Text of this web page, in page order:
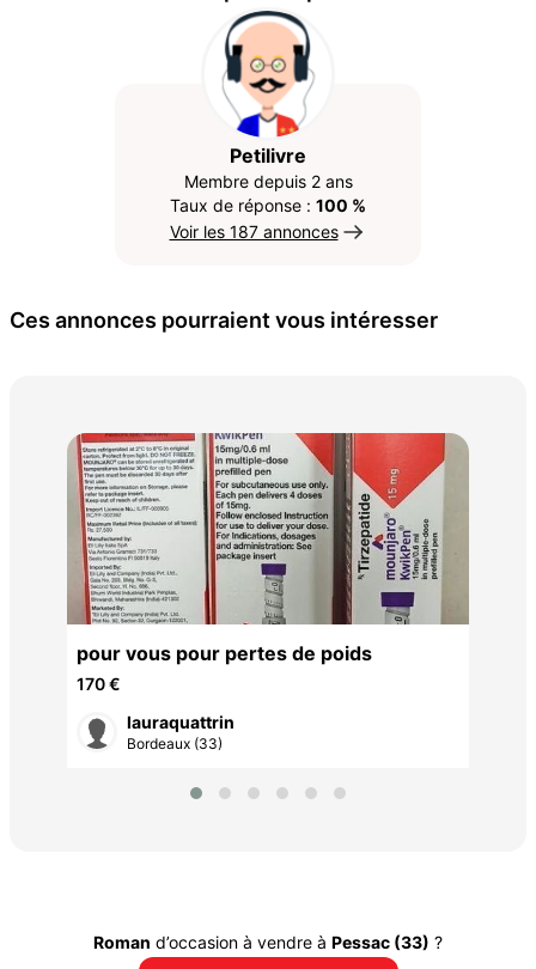
Petilivre
Membre depuis 2 ans
Taux de réponse : 100 %
Voir les 187 annonces
Ces annonces pourraient vous intéresser
pour vous pour pertes de poids
170 €
lauraquattrin
Bordeaux (33)
Roman d’occasion à vendre à Pessac (33) ?